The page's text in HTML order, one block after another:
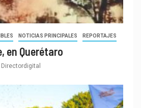
NOTICIAS PRINCIPALES REPORTAJES
en Querétaro
Directordigital